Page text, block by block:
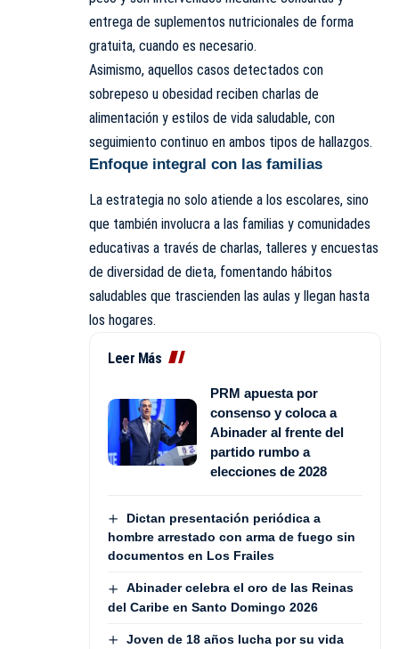
entrega de suplementos nutricionales de forma
gratuita, cuando es necesario.
Asimismo, aquellos casos detectados con
sobrepeso u obesidad reciben charlas de
alimentación y estilos de vida saludable, con
seguimiento continuo en ambos tipos de hallazgos.
Enfoque integral con las familias
La estrategia no solo atiende a los escolares, sino
que también involucra a las familias y comunidades
educativas a través de charlas, talleres y encuestas
de diversidad de dieta, fomentando hábitos
saludables que trascienden las aulas y llegan hasta
los hogares.
Leer Más
PRM apuesta por
consenso y coloca a
Abinader al frente del
partido rumbo a
elecciones de 2028
Dictan presentación periódica a
hombre arrestado con arma de fuego sin
documentos en Los Frailes
Abinader celebra el oro de las Reinas
del Caribe en Santo Domingo 2026
Joven de 18 años lucha por su vida